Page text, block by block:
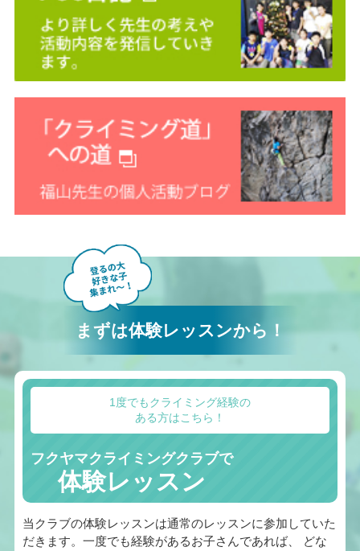
まずは体験レッスンから！
1度でもクライミング経験の
ある方はこちら！
フクヤマクライミングクラブで
体験レッスン
当クラブの体験レッスンは通常のレッスンに参加していた
だきます。一度でも経験があるお子さんであれば、 どな